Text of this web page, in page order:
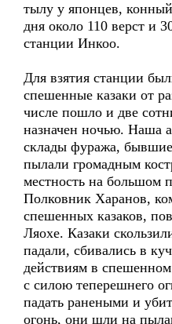
тылу у японцев,
дня около 110 верст и
станции Инкоо.
Для взятия станции
спешенные казаки от
числе пошло и две
назначен ночью. Наша
склады фуража,
пылали громадным
местность на большом
Полковник Харанов,
спешенных казаков,
Ляохе. Казаки
падали, сбивались в
действиям в
с силою теперешнего
падать ранеными и
огонь, они шли на